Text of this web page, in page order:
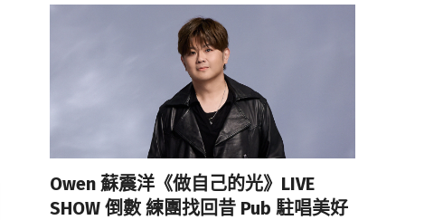
Owen 蘇震洋《做自己的光》LIVE
SHOW 倒數 練團找回昔 Pub 駐唱美好